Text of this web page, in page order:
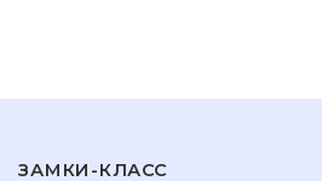
ЗАМКИ-КЛАСС